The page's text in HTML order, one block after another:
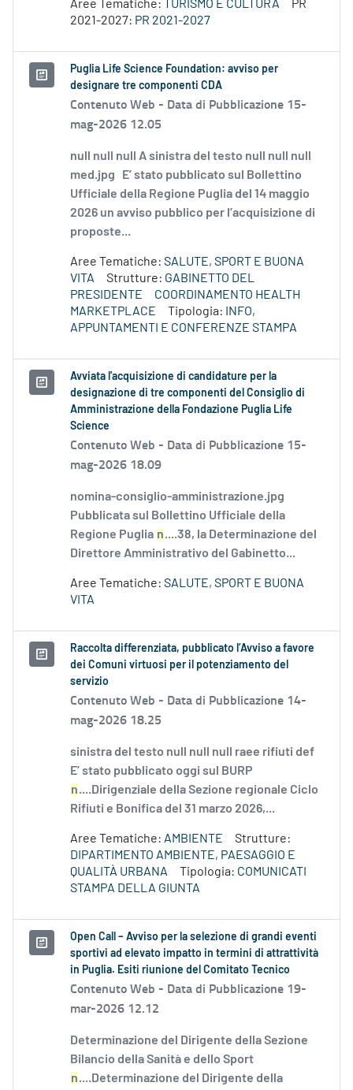
Aree Tematiche: TURISMO E CULTURA
PR
2021-2027: PR 2021-2027
Puglia Life Science Foundation: avviso per
designare tre componenti CDA
Contenuto Web - Data di Pubblicazione 15-
mag-2026 12.05
null null null A sinistra del testo null null null
med.jpg E’ stato pubblicato sul Bollettino
Ufficiale della Regione Puglia del 14 maggio
2026 un avviso pubblico per l’acquisizione di
proposte...
Aree Tematiche: SALUTE, SPORT E BUONA
VITA
Strutture: GABINETTO DEL
PRESIDENTE
COORDINAMENTO HEALTH
MARKETPLACE
Tipologia:
INFO,
APPUNTAMENTI E CONFERENZE STAMPA
Avviata l'acquisizione di candidature per la
designazione di tre componenti del Consiglio di
Amministrazione della Fondazione Puglia Life
Science
Contenuto Web - Data di Pubblicazione 15-
mag-2026 18.09
nomina-consiglio-amministrazione.jpg
Pubblicata sul Bollettino Ufficiale della
Regione Puglia n....38, la Determinazione del
Direttore Amministrativo del Gabinetto...
Aree Tematiche: SALUTE, SPORT E BUONA
VITA
Raccolta differenziata, pubblicato l’Avviso a favore
dei Comuni virtuosi per il potenziamento del
servizio
Contenuto Web - Data di Pubblicazione 14-
mag-2026 18.25
sinistra del testo null null null raee rifiuti def
E’ stato pubblicato oggi sul BURP
n....Dirigenziale della Sezione regionale Ciclo
Rifiuti e Bonifica del 31 marzo 2026,...
Aree Tematiche: AMBIENTE
Strutture:
DIPARTIMENTO AMBIENTE, PAESAGGIO E
QUALITÀ URBANA
Tipologia: COMUNICATI
STAMPA DELLA GIUNTA
Open Call – Avviso per la selezione di grandi eventi
sportivi ad elevato impatto in termini di attrattività
in Puglia. Esiti riunione del Comitato Tecnico
Contenuto Web - Data di Pubblicazione 19-
mar-2026 12.12
Determinazione del Dirigente della Sezione
Bilancio della Sanità e dello Sport
n....Determinazione del Dirigente della